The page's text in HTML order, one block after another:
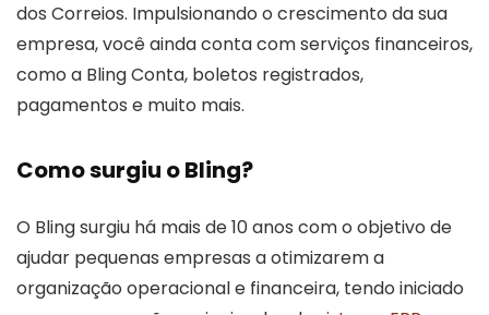
dos Correios. Impulsionando o crescimento da sua
empresa, você ainda conta com serviços financeiros,
como a Bling Conta, boletos registrados,
pagamentos e muito mais.
Como surgiu o Bling?
O Bling surgiu há mais de 10 anos com o objetivo de
ajudar pequenas empresas a otimizarem a
organização operacional e financeira, tendo iniciado